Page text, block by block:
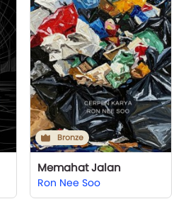
Bronze
Memahat Jalan
Ron Nee Soo